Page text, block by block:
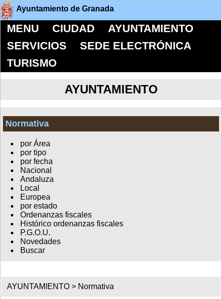
Ayuntamiento de Granada
MENU CIUDAD
AYUNTAMIENTO
SERVICIOS
SEDE ELECTRÓNICA
TURISMO
AYUNTAMIENTO
Normativa
por Área
por tipo
por fecha
Nacional
Andaluza
Local
Europea
por estado
Ordenanzas fiscales
Histórico ordenanzas fiscales
P.G.O.U.
Novedades
Buscar
AYUNTAMIENTO > Normativa